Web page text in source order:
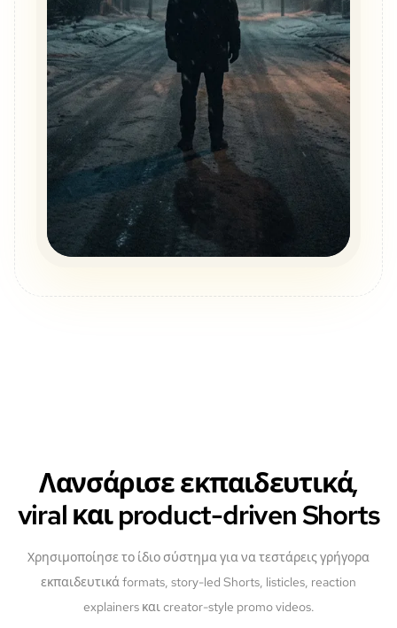
Λανσάρισε εκπαιδευτικά,
viral και product-driven Shorts
Χρησιμοποίησε το ίδιο σύστημα για να τεστάρεις γρήγορα
εκπαιδευτικά formats, story-led Shorts, listicles, reaction
explainers και creator-style promo videos.